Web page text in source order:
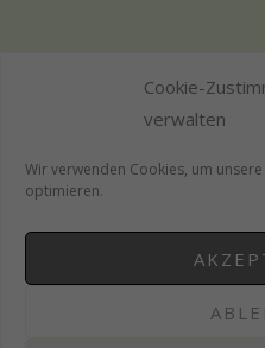
Cookie-
verwalten
Wir verwenden Cookies, um
optimieren.
E-Mail